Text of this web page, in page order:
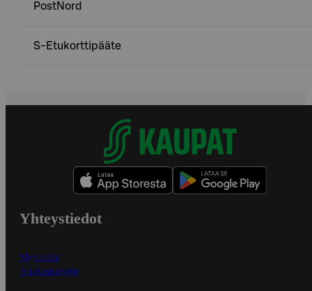
PostNord
S-Etukorttipääte
Yhteystiedot
Myymälät
Asiakaspalvelu